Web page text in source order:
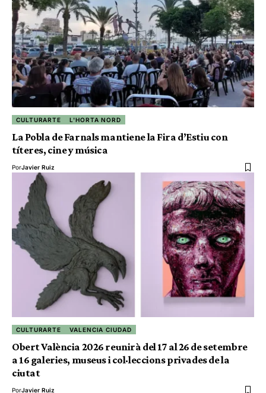
CULTURARTE L'HORTA NORD
La Pobla de Farnals mantiene la Fira d’Estiu con
títeres, cine y música
PorJavier Ruiz
CULTURARTE VALENCIA CIUDAD
Obert València 2026 reunirà del 17 al 26 de setembre
a 16 galeries, museus i col·leccions privades de la
ciutat
PorJavier Ruiz